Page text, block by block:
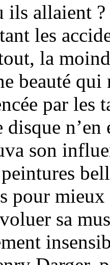
ils allaient
les
la
beauté
par les
son
pour mieux
sa